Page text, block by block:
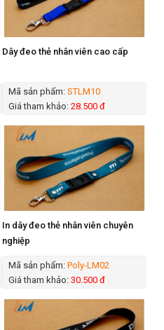
Dây đeo thẻ nhân viên cao cấp
Mã sản phẩm: STLM10
Giá tham khảo: 28.500 đ
In dây đeo thẻ nhân viên chuyên
nghiệp
Mã sản phẩm: Poly-LM02
Giá tham khảo: 30.500 đ